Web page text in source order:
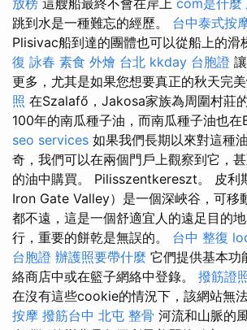
放榜 這艘船最終不會在岸上 com是什麼
跳到水是一種難忘的經歷。 台中泰式按
Plisivac船到達的團體也可以從船上的滑
復 詠春 素食 外燴 台北 kkday 台胞證
更多，尤其是如果您想要真正的秋天完美
照 在Szalafő，Jakosa家族為周圍村莊
100年的南瓜種子油，而南瓜種子油也在
seo services 如果我們長期以來對這種
奇，我們可以在兩個門戶上觀察到它，
的油中購買。 Pilisszentkereszt。 皮利
Iron Gate Valley）是一個深峽谷，可移
都不遠，這是一個舒適宜人的遠足目的
行，重要的餅乾是無誤的。 台中 整復
台胞證 辦護照要帶什麼 它們提供基本功
絡商店中或在籃子網絡中登錄。 撥筋證
在沒有這些cookie的情況下，該網站無
按摩 撥筋台中 北屯 整骨 河流和山脈的